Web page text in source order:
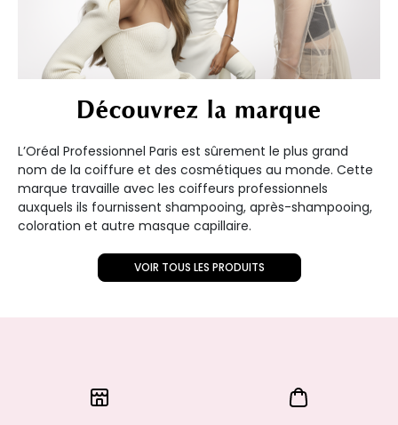
Découvrez la marque
L’Oréal Professionnel Paris est sûrement le plus grand
nom de la coiffure et des cosmétiques au monde. Cette
marque travaille avec les coiffeurs professionnels
auxquels ils fournissent shampooing, après-shampooing,
coloration et autre masque capillaire.
VOIR TOUS LES PRODUITS